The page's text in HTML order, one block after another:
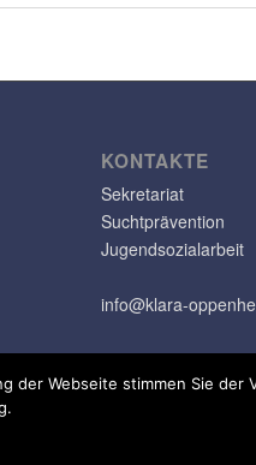
KONTAKTE
Sekretariat
Suchtprävention
Jugendsozialarbeit
info@klara-
Webseite stimmen Sie der